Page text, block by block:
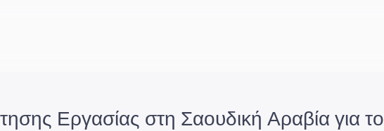
Εργασίας στη Σαουδική Αραβία για το